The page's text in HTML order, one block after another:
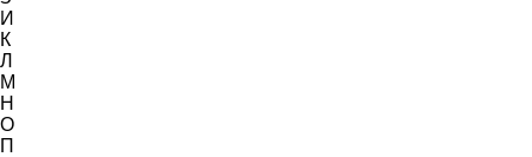
И
К
Л
М
Н
О
П